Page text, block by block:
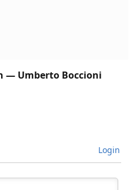
— Umberto Boccioni
Login